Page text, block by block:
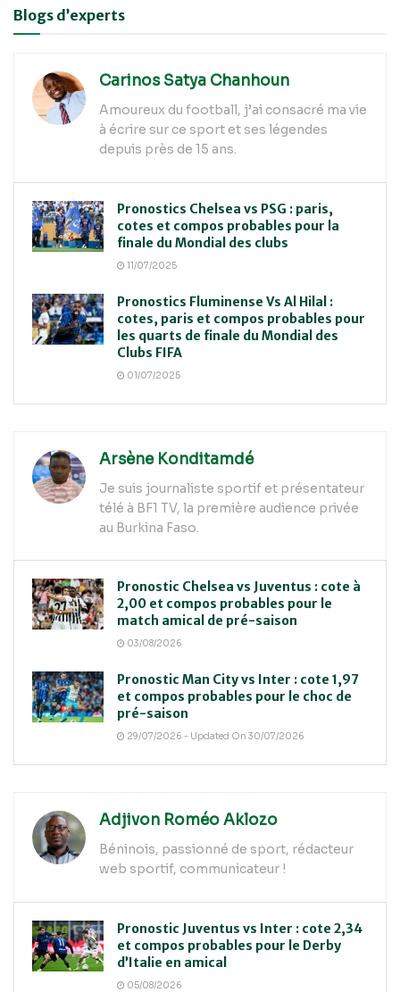
Alternative:
Blogs d’experts
Carinos Satya Chanhoun
Amoureux du football, j’ai consacré ma vie
à écrire sur ce sport et ses légendes
depuis près de 15 ans.
Pronostics Chelsea vs PSG : paris,
cotes et compos probables pour la
finale du Mondial des clubs
11/07/2025
Pronostics Fluminense Vs Al Hilal :
cotes, paris et compos probables pour
les quarts de finale du Mondial des
Clubs FIFA
01/07/2025
Arsène Konditamdé
Je suis journaliste sportif et présentateur
télé à BF1 TV, la première audience privée
au Burkina Faso.
Pronostic Chelsea vs Juventus : cote à
2,00 et compos probables pour le
match amical de pré-saison
03/08/2026
Pronostic Man City vs Inter : cote 1,97
et compos probables pour le choc de
pré-saison
29/07/2026 - Updated On 30/07/2026
Adjivon Roméo Aklozo
Béninois, passionné de sport, rédacteur
web sportif, communicateur !
Pronostic Juventus vs Inter : cote 2,34
et compos probables pour le Derby
d’Italie en amical
05/08/2026